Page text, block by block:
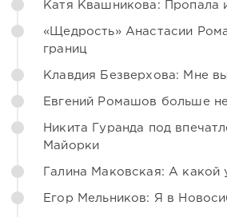
Катя Квашникова: Пропала
«Щедрость» Анастасии
границ
Клавдия Безверхова: Мне
Евгений Ромашов больше
Никита Гуранда под
Майорки
Галина Маковская: А какой
Егор Мельников: Я в